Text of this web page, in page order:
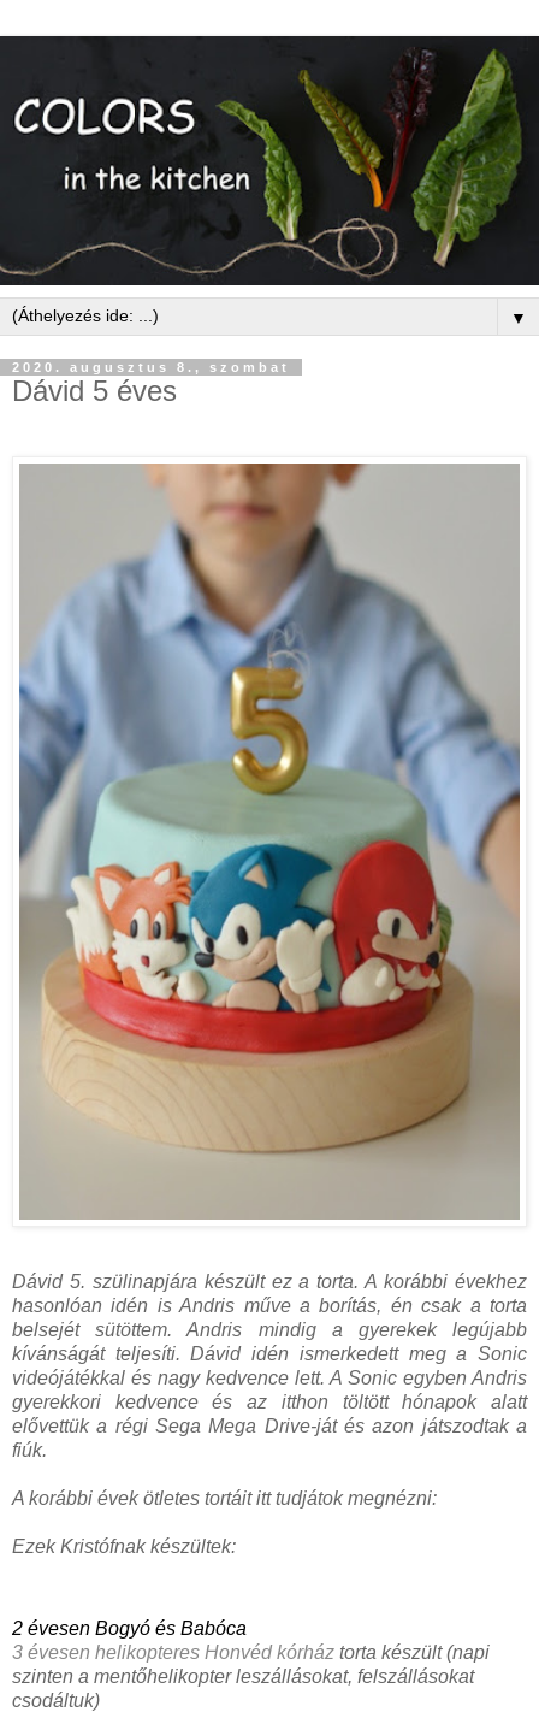
▼
2020. augusztus 8., szombat
Dávid 5 éves
Dávid 5. szülinapjára készült ez a torta. A korábbi évekhez
hasonlóan idén is Andris műve a borítás, én csak a torta
belsejét sütöttem. Andris mindig a gyerekek legújabb
kívánságát teljesíti. Dávid idén ismerkedett meg a Sonic
videójátékkal és nagy kedvence lett. A Sonic egyben Andris
gyerekkori kedvence és az itthon töltött hónapok alatt
elővettük a régi Sega Mega Drive-ját és azon játszodtak a
fiúk.
A korábbi évek ötletes tortáit itt tudjátok megnézni:
Ezek Kristófnak készültek:
2 évesen Bogyó és Babóca
3 évesen helikopteres Honvéd kórház torta készült (napi
szinten a mentőhelikopter leszállásokat, felszállásokat
csodáltuk)